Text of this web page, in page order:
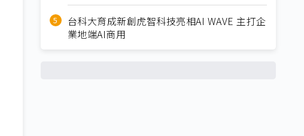
台科大育成新創虎智科技亮相AI WAVE 主打企
業地端AI商用